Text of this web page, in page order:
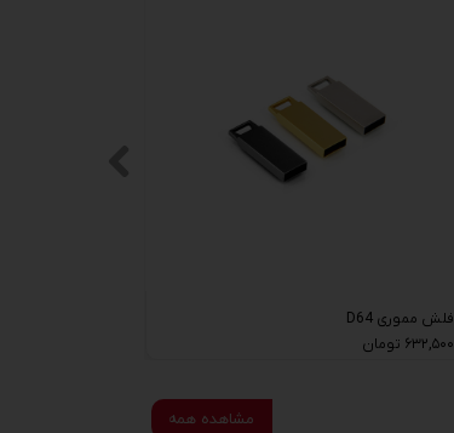
فلش مموری D64
۶۳۲,۵۰۰ تومان
مشاهده همه